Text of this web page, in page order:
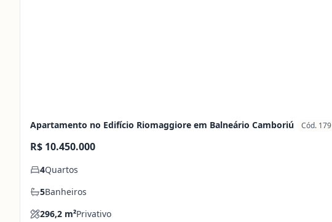
Apartamento no Edifício Riomaggiore em Balneário Camboriú Cód. 179
R$ 10.450.000
4Quartos
5Banheiros
296,2 m²Privativo